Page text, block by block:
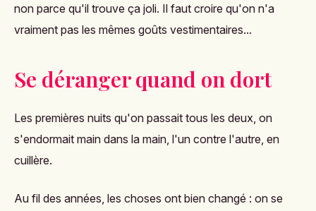
non parce qu'il trouve ça joli. Il faut croire qu'on n'a
vraiment pas les mêmes goûts vestimentaires...
Se déranger quand on dort
Les premières nuits qu'on passait tous les deux, on
s'endormait main dans la main, l'un contre l'autre, en
cuillère.
Au fil des années, les choses ont bien changé : on se